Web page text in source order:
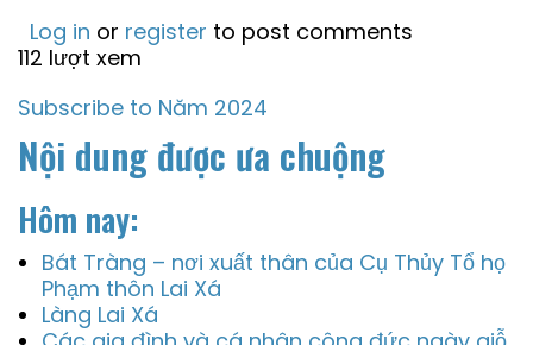
Log in or register to post comments
112 lượt xem
Subscribe to Năm 2024
Nội dung được ưa chuộng
Hôm nay:
Bát Tràng – nơi xuất thân của Cụ Thủy Tổ họ
Phạm thôn Lai Xá
Làng Lai Xá